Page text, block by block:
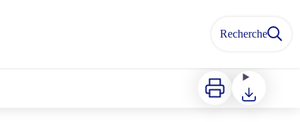
Recherche
Imprimer Télécharger